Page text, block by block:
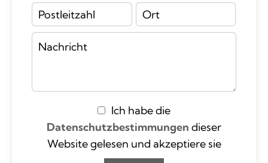
Ich habe die
Datenschutzbestimmungen dieser
Website gelesen und akzeptiere sie